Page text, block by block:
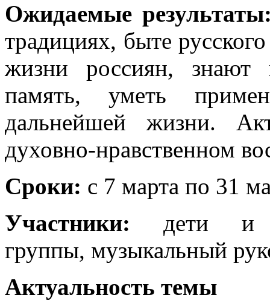
Ожидаемые
традициях, быте
жизни россиян, знают
память, уметь
дальнейшей жизни.
духовно-нравственном
Сроки: c 7 марта по 31
Участники: дети и
группы, музыкальный
Актуальность темы